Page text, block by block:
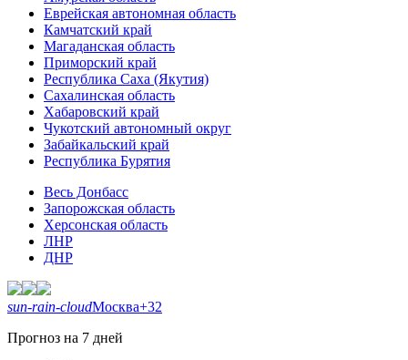
Еврейская автономная область
Камчатский край
Магаданская область
Приморский край
Республика Саха (Якутия)
Сахалинская область
Хабаровский край
Чукотский автономный округ
Забайкальский край
Республика Бурятия
Весь Донбасс
Запорожская область
Херсонская область
ЛНР
ДНР
sun-rain-cloudМосква+32
Прогноз на 7 дней